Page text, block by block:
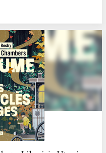
que se dévoile la beauté de l’univers